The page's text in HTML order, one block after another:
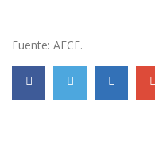
Fuente: AECE.